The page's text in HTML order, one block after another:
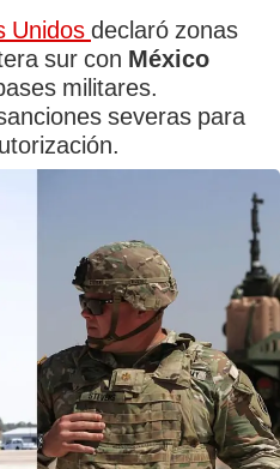
Unidos declaró zonas
sur con México
militares.
severas para